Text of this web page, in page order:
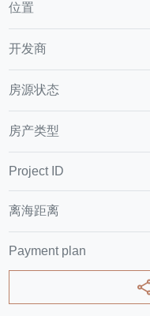
位置
开发商
房源状态
房产类型
Project ID
离海距离
Payment plan